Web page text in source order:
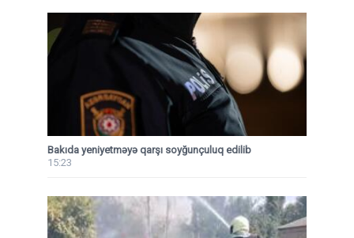
Bakıda yeniyetməyə qarşı soyğunçuluq edilib
15:23